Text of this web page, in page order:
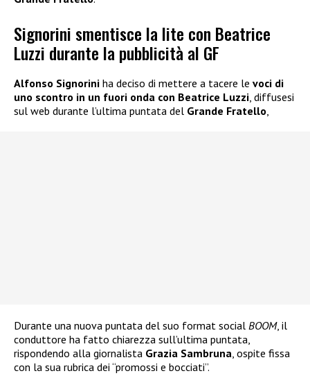
Signorini smentisce la lite con Beatrice
Luzzi durante la pubblicità al GF
Alfonso Signorini ha deciso di mettere a tacere le voci di
uno scontro in un fuori onda con Beatrice Luzzi, diffusesi
sul web durante l’ultima puntata del Grande Fratello,
Durante una nuova puntata del suo format social BOOM, il
conduttore ha fatto chiarezza sull’ultima puntata,
rispondendo alla giornalista Grazia Sambruna, ospite fissa
con la sua rubrica dei “promossi e bocciati”.